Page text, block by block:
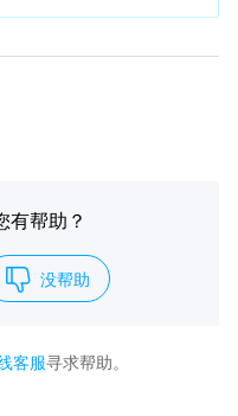
有帮助？
没帮助
客服寻求帮助。